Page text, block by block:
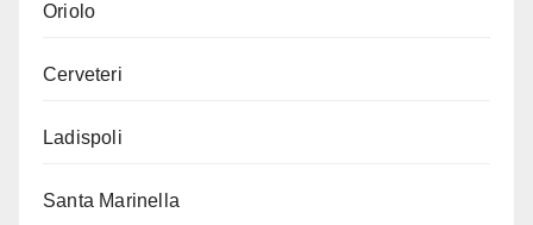
Oriolo
Cerveteri
Ladispoli
Santa Marinella